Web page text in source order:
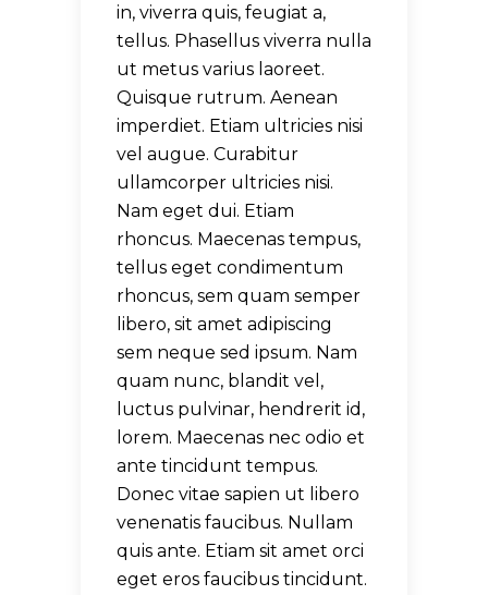
in, viverra quis, feugiat a,
tellus. Phasellus viverra nulla
ut metus varius laoreet.
Quisque rutrum. Aenean
imperdiet. Etiam ultricies nisi
vel augue. Curabitur
ullamcorper ultricies nisi.
Nam eget dui. Etiam
rhoncus. Maecenas tempus,
tellus eget condimentum
rhoncus, sem quam semper
libero, sit amet adipiscing
sem neque sed ipsum. Nam
quam nunc, blandit vel,
luctus pulvinar, hendrerit id,
lorem. Maecenas nec odio et
ante tincidunt tempus.
Donec vitae sapien ut libero
venenatis faucibus. Nullam
quis ante. Etiam sit amet orci
eget eros faucibus tincidunt.